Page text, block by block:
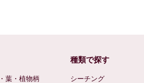
葉・植物柄
種類で探す
シーチング